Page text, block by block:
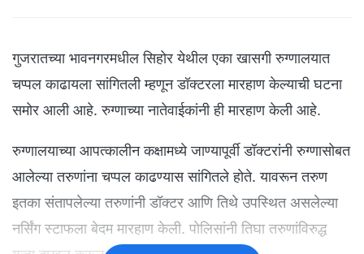
गुजरातच्या भावनगरमधील सिहोर येथील एका खासगी रुग्णालयात
चप्पल काढायला सांगितली म्हणून डॉक्टरला मारहाण केल्याची घटना
समोर आली आहे. रुग्णाच्या नातेवाईकांनी ही मारहाण केली आहे.
रुग्णालयाच्या आपत्कालीन कक्षामध्ये जाण्यापूर्वी डॉक्टरांनी रुग्णासोबत
आलेल्या तरुणांना चप्पल काढण्यास सांगितले होते. यावरून तरुण
इतका संतापलेल्या तरुणांनी डॉक्टर आणि तिथे उपस्थित असलेल्या
नर्सिंग स्टाफला बेदम मारहाण केली. पोलिसांनी तिघा तरुणांविरुद्ध